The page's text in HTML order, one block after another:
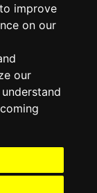
improve
on our
our